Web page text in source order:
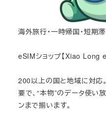
海外旅行・一時帰国・短期
eSIMショップ【Xiao Long
200以上の国と地域に対応
要で、“本物”のデータ使い
ンまで揃います。